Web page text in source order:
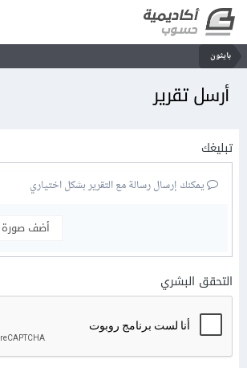
بايثون
أرسل تقرير
تبليغك
يمكنك إرسال رسالة مع التقرير بشكل اختياري
أضف صورة
التحقق البشري